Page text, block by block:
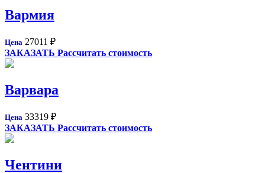
Вармия
Цена 27011 ₽
ЗАКАЗАТЬ Рассчитать стоимость
Варвара
Цена 33319 ₽
ЗАКАЗАТЬ Рассчитать стоимость
Чентини